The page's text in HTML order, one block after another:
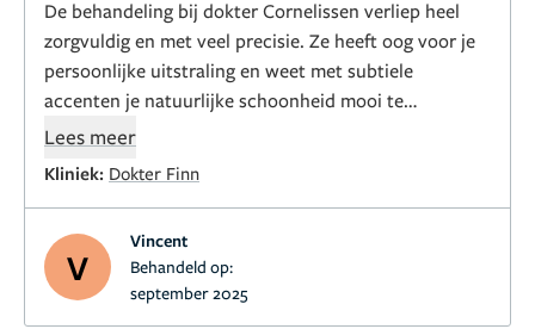
De behandeling bij dokter Cornelissen verliep heel
zorgvuldig en met veel precisie. Ze heeft oog voor je
persoonlijke uitstraling en weet met subtiele
accenten je natuurlijke schoonheid mooi te
benadrukken. Daarnaast denkt ze goed met je mee en
‘overdone’ oogt. Kortom: een echte vakvrouw
Lees meer
Kliniek: Dokter Finn
V
Vincent
Behandeld op:
september 2025